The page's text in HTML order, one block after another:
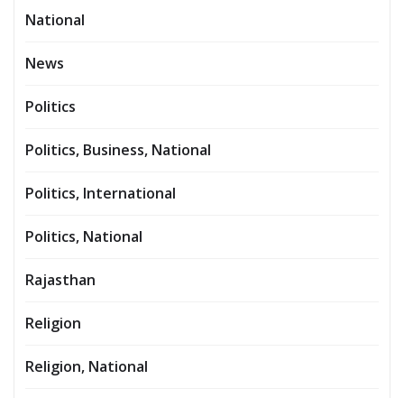
National
News
Politics
Politics, Business, National
Politics, International
Politics, National
Rajasthan
Religion
Religion, National